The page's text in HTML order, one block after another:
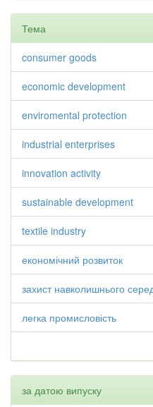
Тема
consumer goods
economic development
enviromental protection
industrial enterprises
innovation activity
sustainable development
textile industry
економічний розвиток
захист навколишнього
легка промисловість
за датою випуску